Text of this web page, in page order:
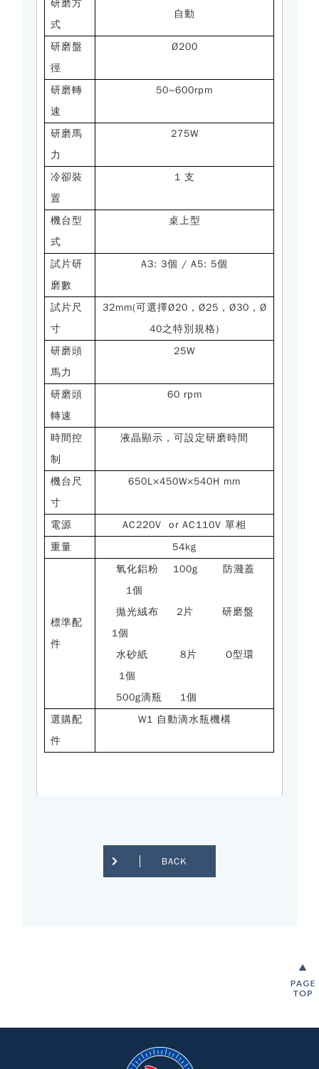
研磨方
式
自動
研磨盤
徑
Ø200
研磨轉
速
50~600rpm
研磨馬
力
275W
冷卻裝
置
1 支
機台型
式
桌上型
試片研
磨數
A3: 3個 / A5: 5個
試片尺
寸
32mm(可選擇Ø20，Ø25，Ø30，Ø
40之特別規格)
研磨頭
馬力
25W
研磨頭
轉速
60 rpm
時間控
制
液晶顯示，可設定研磨時間
機台尺
寸
650L×450W×540H mm
電源
AC220V or AC110V 單相
重量
54kg
標準配
件
氧化鋁粉 100g
防濺蓋
1個
拋光絨布
2片
研磨盤
1個
水砂紙 8片
O型環
1個
500g滴瓶
1個
選購配
件
W1 自動滴水瓶機構
BACK